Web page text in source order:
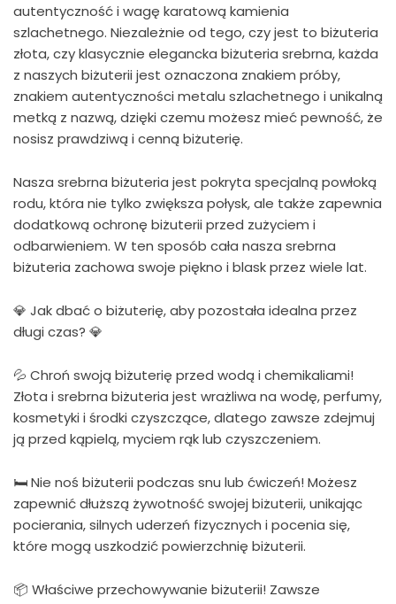
autentyczność i wagę karatową kamienia
szlachetnego. Niezależnie od tego, czy jest to biżuteria
złota, czy klasycznie elegancka biżuteria srebrna, każda
z naszych biżuterii jest oznaczona znakiem próby,
znakiem autentyczności metalu szlachetnego i unikalną
metką z nazwą, dzięki czemu możesz mieć pewność, że
nosisz prawdziwą i cenną biżuterię.
Nasza srebrna biżuteria jest pokryta specjalną powłoką
rodu, która nie tylko zwiększa połysk, ale także zapewnia
dodatkową ochronę biżuterii przed zużyciem i
odbarwieniem. W ten sposób cała nasza srebrna
biżuteria zachowa swoje piękno i blask przez wiele lat.
💎 Jak dbać o biżuterię, aby pozostała idealna przez
długi czas? 💎
💦 Chroń swoją biżuterię przed wodą i chemikaliami!
Złota i srebrna biżuteria jest wrażliwa na wodę, perfumy,
kosmetyki i środki czyszczące, dlatego zawsze zdejmuj
ją przed kąpielą, myciem rąk lub czyszczeniem.
🛏 Nie noś biżuterii podczas snu lub ćwiczeń! Możesz
zapewnić dłuższą żywotność swojej biżuterii, unikając
pocierania, silnych uderzeń fizycznych i pocenia się,
które mogą uszkodzić powierzchnię biżuterii.
📦 Właściwe przechowywanie biżuterii! Zawsze